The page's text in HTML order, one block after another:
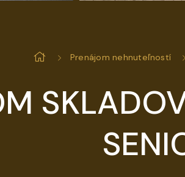
Prenájom nehnuteľností